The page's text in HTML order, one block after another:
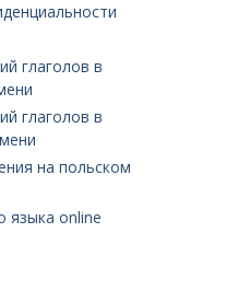
глаголов в
глаголов в
на польском
языка online